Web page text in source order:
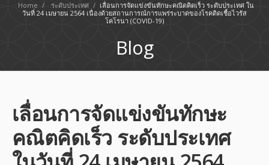
Home / ระดับประเทศ / เลื่อนการจัดแข่งขันทักษะคณิตคิดเร็ว ระดับประเทศ ใน
วันที่ 24 เมษายน 2564 เนื่องด้วยสถานการณ์การแพร่ระบาดของโรคติดเชื้อไวรัส
โคโรนา (COVID-19)
Blog
เลื่อนการจัดแข่งขันทักษะ
คณิตคิดเร็ว ระดับประเทศ